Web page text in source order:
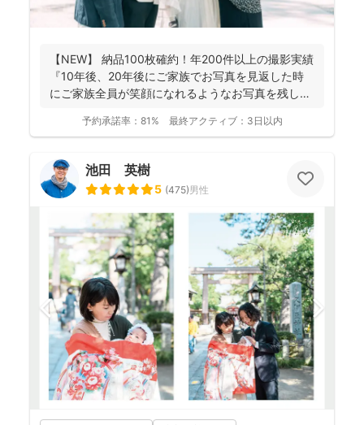
【NEW】 納品100枚確約！年200件以上の撮影実績
『10年後、20年後にご家族でお写真を見返した時
にご家族全員が笑顔になれるようなお写真を残し
予約承諾率： 81% 最終アクティブ： 3日以内
池田 英樹
5 (475)男性